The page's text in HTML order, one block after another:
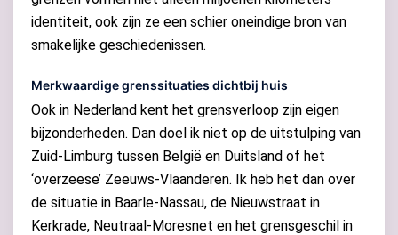
identiteit, ook zijn ze een schier oneindige bron van
smakelijke geschiedenissen.
Merkwaardige grenssituaties dichtbij huis
Ook in Nederland kent het grensverloop zijn eigen
bijzonderheden. Dan doel ik niet op de uitstulping van
Zuid-Limburg tussen België en Duitsland of het
‘overzeese’ Zeeuws-Vlaanderen. Ik heb het dan over
de situatie in Baarle-Nassau, de Nieuwstraat in
Kerkrade, Neutraal-Moresnet en het grensgeschil in